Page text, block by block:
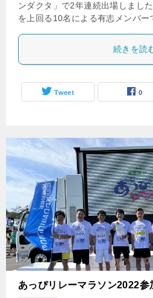
ンダクタ」で2年連続出場しまし
を上回る10名による有志メンバ
続きを読
Tweet 0
あっぴリレーマラソン2022参